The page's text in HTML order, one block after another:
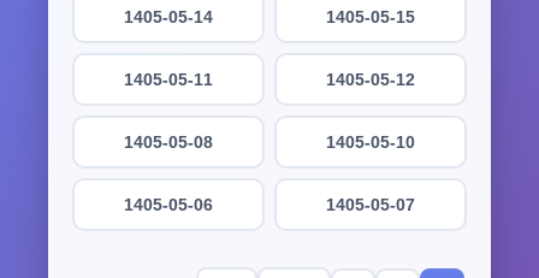
1405-05-15
1405-05-14
1405-05-12
1405-05-11
1405-05-10
1405-05-08
1405-05-07
1405-05-06